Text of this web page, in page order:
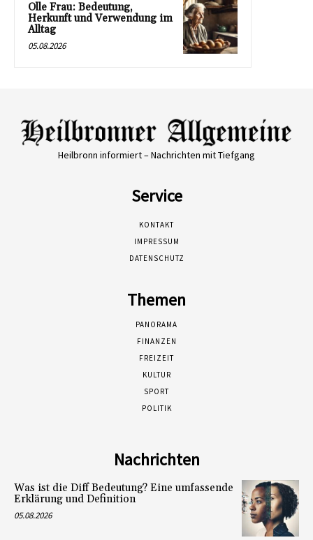
Olle Frau: Bedeutung,
Herkunft und Verwendung im
Alltag
05.08.2026
Heilbronn informiert – Nachrichten mit Tiefgang
Service
KONTAKT
IMPRESSUM
DATENSCHUTZ
Themen
PANORAMA
FINANZEN
FREIZEIT
KULTUR
SPORT
POLITIK
Nachrichten
Was ist die Diff Bedeutung? Eine umfassende
Erklärung und Definition
05.08.2026